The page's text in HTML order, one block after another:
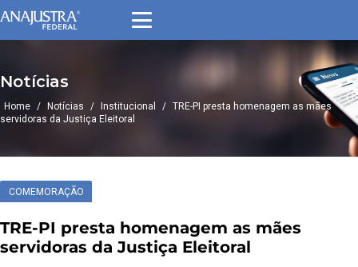
Notícias
Home / Notícias / Institucional / TRE-PI presta homenagem as mães
servidoras da Justiça Eleitoral
COMEMORAÇÃO
TRE-PI presta homenagem as mães
servidoras da Justiça Eleitoral